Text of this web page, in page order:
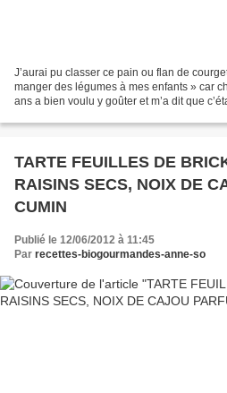
J’aurai pu classer ce pain ou flan de
manger des légumes à mes enfants » car
ans a bien voulu y goûter et m’a dit que
TARTE FEUILLES DE
RAISINS SECS, NOIX DE
CUMIN
Publié le 12/06/2012 à 11:45
Par recettes-biogourmandes-anne-so